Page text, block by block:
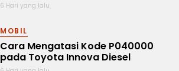
6 Hari yang lalu
MOBIL
Cara Mengatasi Kode P040000
pada Toyota Innova Diesel